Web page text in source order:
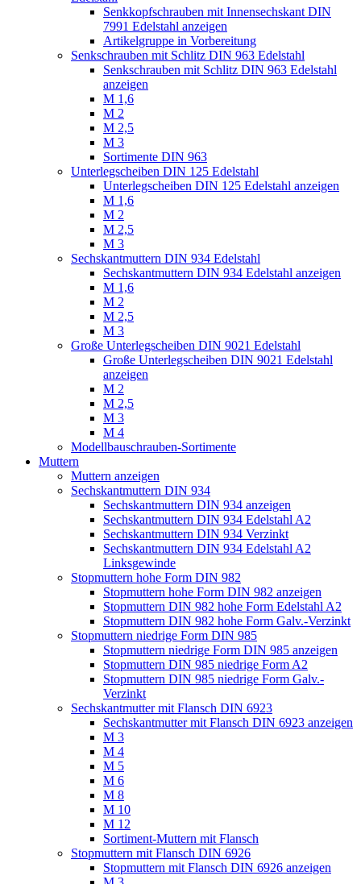
Senkkopfschrauben mit Innensechskant DIN
7991 Edelstahl anzeigen
Artikelgruppe in Vorbereitung
Senkschrauben mit Schlitz DIN 963 Edelstahl
Senkschrauben mit Schlitz DIN 963 Edelstahl
anzeigen
M 1,6
M 2
M 2,5
M 3
Sortimente DIN 963
Unterlegscheiben DIN 125 Edelstahl
Unterlegscheiben DIN 125 Edelstahl anzeigen
M 1,6
M 2
M 2,5
M 3
Sechskantmuttern DIN 934 Edelstahl
Sechskantmuttern DIN 934 Edelstahl anzeigen
M 1,6
M 2
M 2,5
M 3
Große Unterlegscheiben DIN 9021 Edelstahl
Große Unterlegscheiben DIN 9021 Edelstahl
anzeigen
M 2
M 2,5
M 3
M 4
Modellbauschrauben-Sortimente
Muttern
Muttern anzeigen
Sechskantmuttern DIN 934
Sechskantmuttern DIN 934 anzeigen
Sechskantmuttern DIN 934 Edelstahl A2
Sechskantmuttern DIN 934 Verzinkt
Sechskantmuttern DIN 934 Edelstahl A2
Linksgewinde
Stopmuttern hohe Form DIN 982
Stopmuttern hohe Form DIN 982 anzeigen
Stopmuttern DIN 982 hohe Form Edelstahl A2
Stopmuttern DIN 982 hohe Form Galv.-Verzinkt
Stopmuttern niedrige Form DIN 985
Stopmuttern niedrige Form DIN 985 anzeigen
Stopmuttern DIN 985 niedrige Form A2
Stopmuttern DIN 985 niedrige Form Galv.-
Verzinkt
Sechskantmutter mit Flansch DIN 6923
Sechskantmutter mit Flansch DIN 6923 anzeigen
M 3
M 4
M 5
M 6
M 8
M 10
M 12
Sortiment-Muttern mit Flansch
Stopmuttern mit Flansch DIN 6926
Stopmuttern mit Flansch DIN 6926 anzeigen